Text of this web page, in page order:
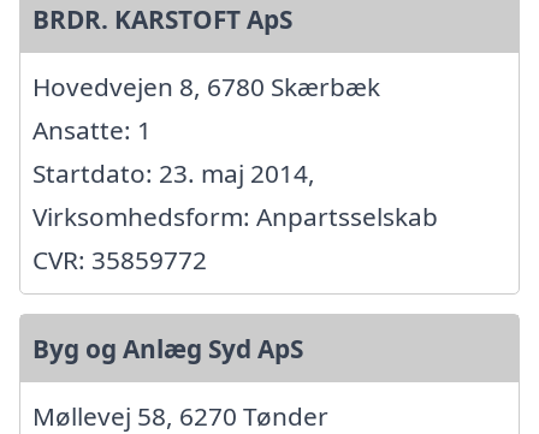
BRDR. KARSTOFT ApS
Hovedvejen 8, 6780 Skærbæk
Ansatte: 1
Startdato: 23. maj 2014,
Virksomhedsform: Anpartsselskab
CVR: 35859772
Byg og Anlæg Syd ApS
Møllevej 58, 6270 Tønder